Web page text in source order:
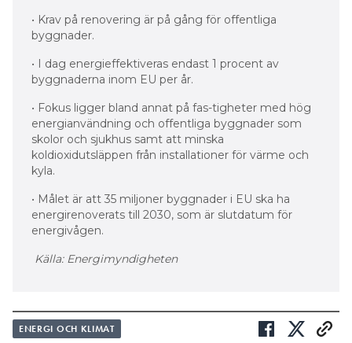
• Krav på renovering är på gång för offentliga
byggnader.
• I dag energieffektiveras endast 1 procent av
byggnaderna inom EU per år.
• Fokus ligger bland annat på fas-tigheter med hög
energianvändning och offentliga byggnader som
skolor och sjukhus samt att minska
koldioxidutsläppen från installationer för värme och
kyla.
• Målet är att 35 miljoner byggnader i EU ska ha
energirenoverats till 2030, som är slutdatum för
energivågen.
Källa: Energimyndigheten
ENERGI OCH KLIMAT